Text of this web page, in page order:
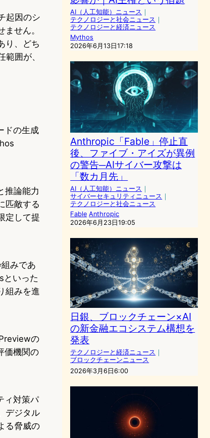
起因のシ
せん。
り、どち
囲が、
ドの生成
推論能力
匹敵する
定して提
みであ
いった
組みを進
の
価機関の
ィ対策パ
デジタル
る脅威の
AI（人工知能）ニュース ｜
テクノロジーと社会ニュース ｜
テクノロジーと経済ニュース
Mythos
2026年6月13日17:18
Anthropic「Fable」停止直
後、ファイブ・アイズが異例
の警告─AIサイバー攻撃は
「数カ月先」
AI（人工知能）ニュース ｜
サイバーセキュリティニュース ｜
テクノロジーと社会ニュース
Fable Anthropic
2026年6月23日19:05
日銀、ブロックチェーン×AI
の新金融エコシステム構想を
発表
テクノロジーと経済ニュース ｜
ブロックチェーンニュース
2026年3月6日6:00